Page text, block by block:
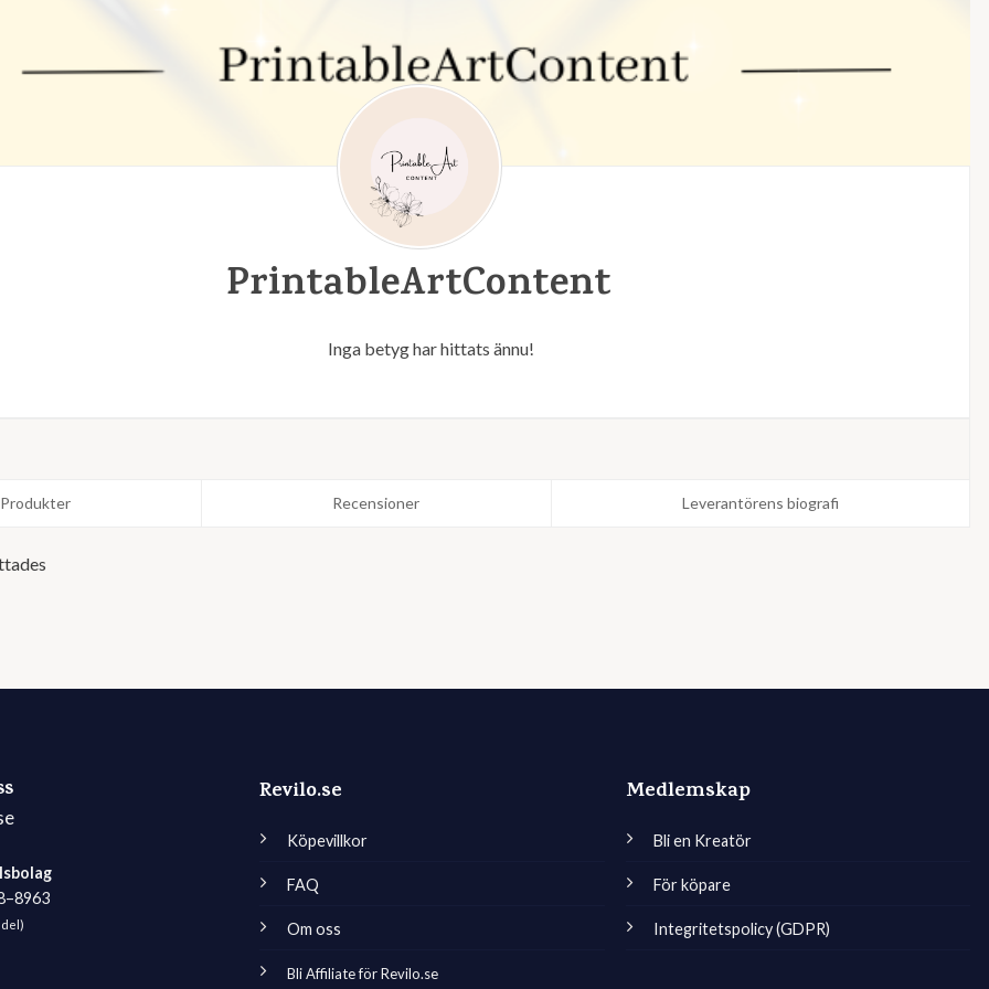
PrintableArtContent
Inga betyg har hittats ännu!
Produkter Recensioner Leverantörens biografi
Revilo.se
Köpevillkor
FAQ
Om oss
Bli Affiliate för Revilo.se
Medlemskap
Bli en Kreatör
För köpare
Integritetspolicy (GDPR)